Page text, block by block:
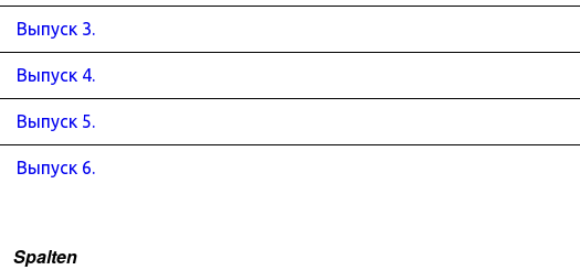
Выпуск 3.
Выпуск 4.
Выпуск 5.
Выпуск 6.
Spalten